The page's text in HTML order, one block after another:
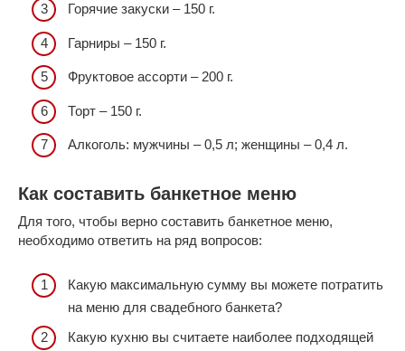
Горячие закуски – 150 г.
Гарниры – 150 г.
Фруктовое ассорти – 200 г.
Торт – 150 г.
Алкоголь: мужчины – 0,5 л; женщины – 0,4 л.
Как составить банкетное меню
Для того, чтобы верно составить банкетное меню,
необходимо ответить на ряд вопросов:
Какую максимальную сумму вы можете потратить
на меню для свадебного банкета?
Какую кухню вы считаете наиболее подходящей